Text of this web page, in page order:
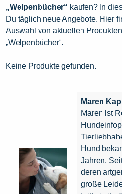
„Welpenbücher“ kaufen? In
Du täglich neue Angebote. Hier
Auswahl von aktuellen
„Welpenbücher“.
Keine Produkte gefunden.
Maren
Maren ist
Hund
Jahren.
deren
große